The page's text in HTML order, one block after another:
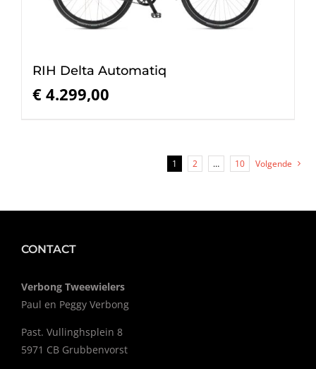
RIH Delta Automatiq
€ 4.299,00
1 2 … 10 Volgende
CONTACT
Verbong Tweewielers
Paul en Peggy Verbong
Past. Vullinghsplein 8
5971 CB Grubbenvorst